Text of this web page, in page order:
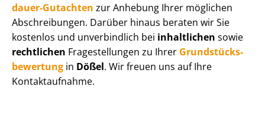
dau­er-Gutachten zur Anhebung Ihrer möglichen
Abschreibungen. Darüber hinaus beraten wir Sie
kostenlos und unverbindlich bei inhaltlichen sowie
rechtlichen Fragestellungen zu Ihrer Grund­stücks­
be­wer­tung in Dößel. Wir freuen uns auf Ihre
Kontaktaufnahme.